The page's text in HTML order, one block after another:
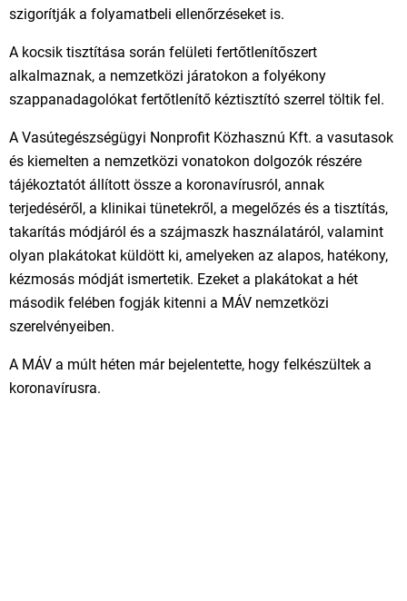
szigorítják a folyamatbeli ellenőrzéseket is.
A kocsik tisztítása során felületi fertőtlenítőszert
alkalmaznak, a nemzetközi járatokon a folyékony
szappanadagolókat fertőtlenítő kéztisztító szerrel töltik fel.
A Vasútegészségügyi Nonprofit Közhasznú Kft. a vasutasok
és kiemelten a nemzetközi vonatokon dolgozók részére
tájékoztatót állított össze a koronavírusról, annak
terjedéséről, a klinikai tünetekről, a megelőzés és a tisztítás,
takarítás módjáról és a szájmaszk használatáról, valamint
olyan plakátokat küldött ki, amelyeken az alapos, hatékony,
kézmosás módját ismertetik. Ezeket a plakátokat a hét
második felében fogják kitenni a MÁV nemzetközi
szerelvényeiben.
A MÁV a múlt héten már bejelentette, hogy felkészültek a
koronavírusra.